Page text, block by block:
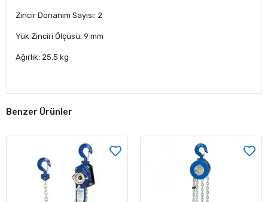
Zincir Donanım Sayısı: 2
Yük Zinciri Ölçüsü: 9 mm
Ağırlık: 25.5 kg
Benzer Ürünler